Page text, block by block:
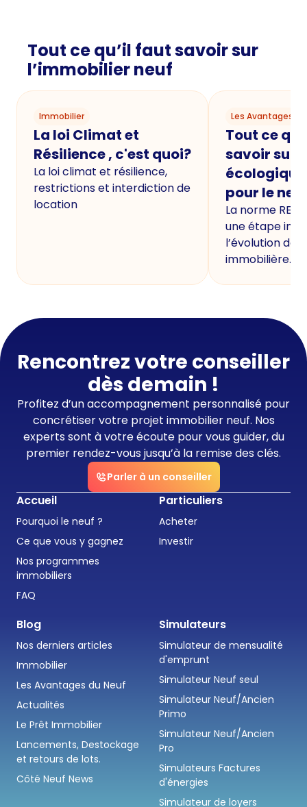
Tout ce qu’il faut savoir sur
l’immobilier neuf
Immobilier
La loi Climat et
Résilience , c'est quoi?
La loi climat et résilience,
restrictions et interdiction de
location
Les Avantages
Tout ce
savoir sur
écologique
pour le
La norme
une étape
l’évolution de
immobilière.
Rencontrez votre conseiller
dès demain !
Profitez d’un accompagnement personnalisé pour
concrétiser votre projet immobilier neuf. Nos
experts sont à votre écoute pour vous guider, du
premier rendez-vous jusqu’à la remise des clés.
Parler à un conseiller
Accueil
Pourquoi le neuf ?
Ce que vous y gagnez
Nos programmes
immobiliers
FAQ
Particuliers
Acheter
Investir
Blog
Nos derniers articles
Immobilier
Les Avantages du Neuf
Actualités
Le Prêt Immobilier
Lancements, Destockage
et retours de lots.
Côté Neuf News
Simulateurs
Simulateur de mensualité
d'emprunt
Simulateur Neuf seul
Simulateur Neuf/Ancien
Primo
Simulateur Neuf/Ancien
Pro
Simulateurs Factures
d'énergies
Simulateur de loyers